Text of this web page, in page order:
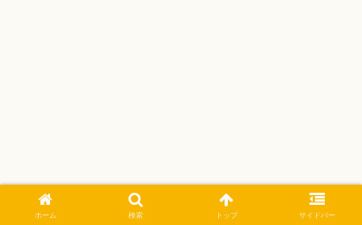
ホーム 検索 トップ サイドバー